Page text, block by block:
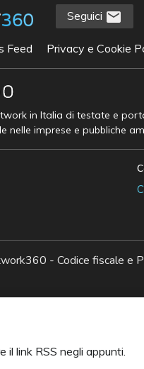
Seguici
Feed Privacy e Cookie
in Italia di testate e
nelle imprese e pubbliche
- Codice fiscale e
il link RSS negli appunti.